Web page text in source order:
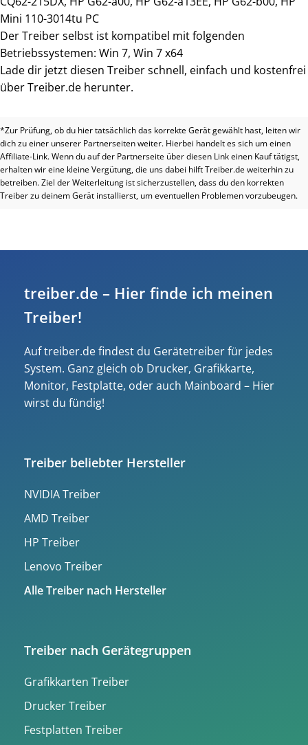
Mini 110-3014tu PC
Der Treiber selbst ist kompatibel mit folgenden
Betriebssystemen: Win 7, Win 7 x64
Lade dir jetzt diesen Treiber schnell, einfach und kostenfrei
über Treiber.de herunter.
*Zur Prüfung, ob du hier tatsächlich das korrekte Gerät gewählt hast, leiten wir
dich zu einer unserer Partnerseiten weiter. Hierbei handelt es sich um einen
Affiliate-Link. Wenn du auf der Partnerseite über diesen Link einen Kauf tätigst,
erhalten wir eine kleine Vergütung, die uns dabei hilft Treiber.de weiterhin zu
betreiben. Ziel der Weiterleitung ist sicherzustellen, dass du den korrekten
Treiber zu deinem Gerät installierst, um eventuellen Problemen vorzubeugen.
treiber.de – Hier finde ich meinen
Treiber!
Auf treiber.de findest du Gerätetreiber für jedes
System. Ganz gleich ob Drucker, Grafikkarte,
Monitor, Festplatte, oder auch Mainboard – Hier
wirst du fündig!
Treiber beliebter Hersteller
NVIDIA Treiber
AMD Treiber
HP Treiber
Lenovo Treiber
Alle Treiber nach Hersteller
Treiber nach Gerätegruppen
Grafikkarten Treiber
Drucker Treiber
Festplatten Treiber